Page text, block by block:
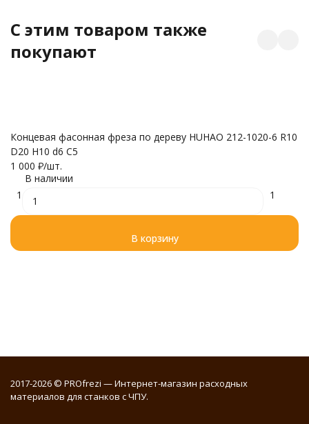
C этим товаром также
покупают
Концевая фасонная фреза по дереву HUHAO 212-1020-6 R10
D20 H10 d6 C5
1 000 ₽/шт.
В наличии
1
1
В корзину
2017-2026 © PROfrezi — Интернет-магазин расходных
материалов для станков с ЧПУ.